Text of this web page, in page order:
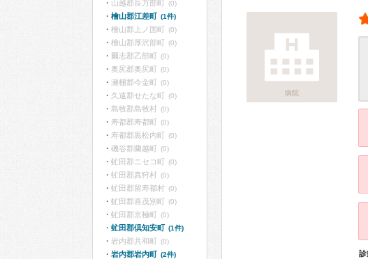
病院
診
山越郡長万部町 (0)
檜山郡江差町 (1件)
檜山郡上ノ国町 (0)
檜山郡厚沢部町 (0)
爾志郡乙部町 (0)
奥尻郡奥尻町 (0)
瀬棚郡今金町 (0)
久遠郡せたな町 (0)
島牧郡島牧村 (0)
寿都郡寿都町 (0)
寿都郡黒松内町 (0)
磯谷郡蘭越町 (0)
虻田郡ニセコ町 (0)
虻田郡真狩村 (0)
虻田郡留寿都村 (0)
虻田郡喜茂別町 (0)
虻田郡京極町 (0)
虻田郡倶知安町 (1件)
岩内郡共和町 (0)
岩内郡岩内町 (2件)